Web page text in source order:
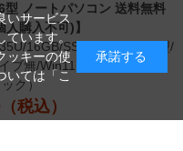
型 ノートパソコン 送料無料
購入不可)】
16GB/SSD512GB/15.6型/
ブ無/Win11 Pro/Office無
ク）
税込）
いサービス
ています。
ッキーの使
いては「 こ
承諾する